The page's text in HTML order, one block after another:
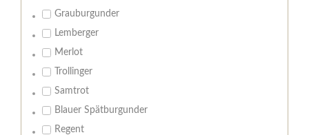
Grauburgunder
Lemberger
Merlot
Trollinger
Samtrot
Blauer Spätburgunder
Regent